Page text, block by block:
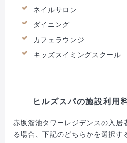
ネイルサロン
ダイニング
カフェラウンジ
キッズスイミングスクール
ヒルズスパの施設利用
赤坂溜池タワーレジデンスの入居
る場合、下記のどちらかを選択す